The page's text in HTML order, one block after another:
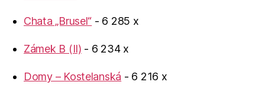
Chata „Brusel“ - 6 285 x
Zámek B (II) - 6 234 x
Domy – Kostelanská - 6 216 x